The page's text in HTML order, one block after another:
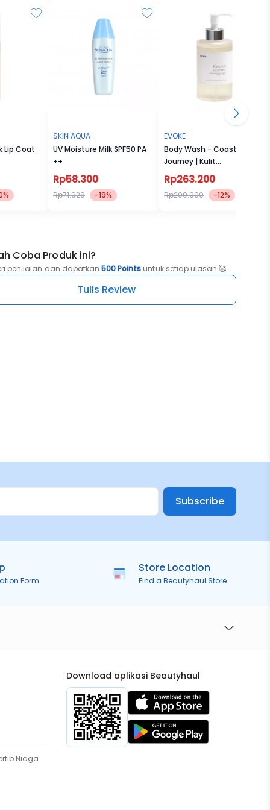
Lip Coat
SKIN AQUA
UV Moisture Milk SPF50 PA
++
Rp58.300
Rp71.928 -19%
EVOKE
Body Wash - Coastal
Journey | Kulit
sensitif/Luka Kering
(300ml)
Rp263.200
Rp299.000 -12%
Coba Produk ini?
penilaian dan dapatkan 500 Points untuk setiap ulasan 🥰
Tulis Review
Subscribe
Form
Store Location
Find a Beautyhaul Store
Niaga
Download aplikasi Beautyhaul